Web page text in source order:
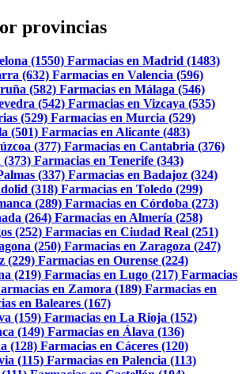
provincias
(1550) Farmacias en Madrid (1483)
(632) Farmacias en Valencia (596)
(582) Farmacias en Málaga (546)
(542) Farmacias en Vizcaya (535)
(529) Farmacias en Murcia (529)
(501) Farmacias en Alicante (483)
(377) Farmacias en Cantabria (376)
(373) Farmacias en Tenerife (343)
(337) Farmacias en Badajoz (324)
(318) Farmacias en Toledo (299)
(289) Farmacias en Córdoba (273)
(264) Farmacias en Almería (258)
(252) Farmacias en Ciudad Real (251)
(250) Farmacias en Zaragoza (247)
(229) Farmacias en Ourense (224)
(219) Farmacias en Lugo (217) Farmacias
en Zamora (189) Farmacias en
en Baleares (167)
(159) Farmacias en La Rioja (152)
(149) Farmacias en Álava (136)
(128) Farmacias en Cáceres (120)
(115) Farmacias en Palencia (113)